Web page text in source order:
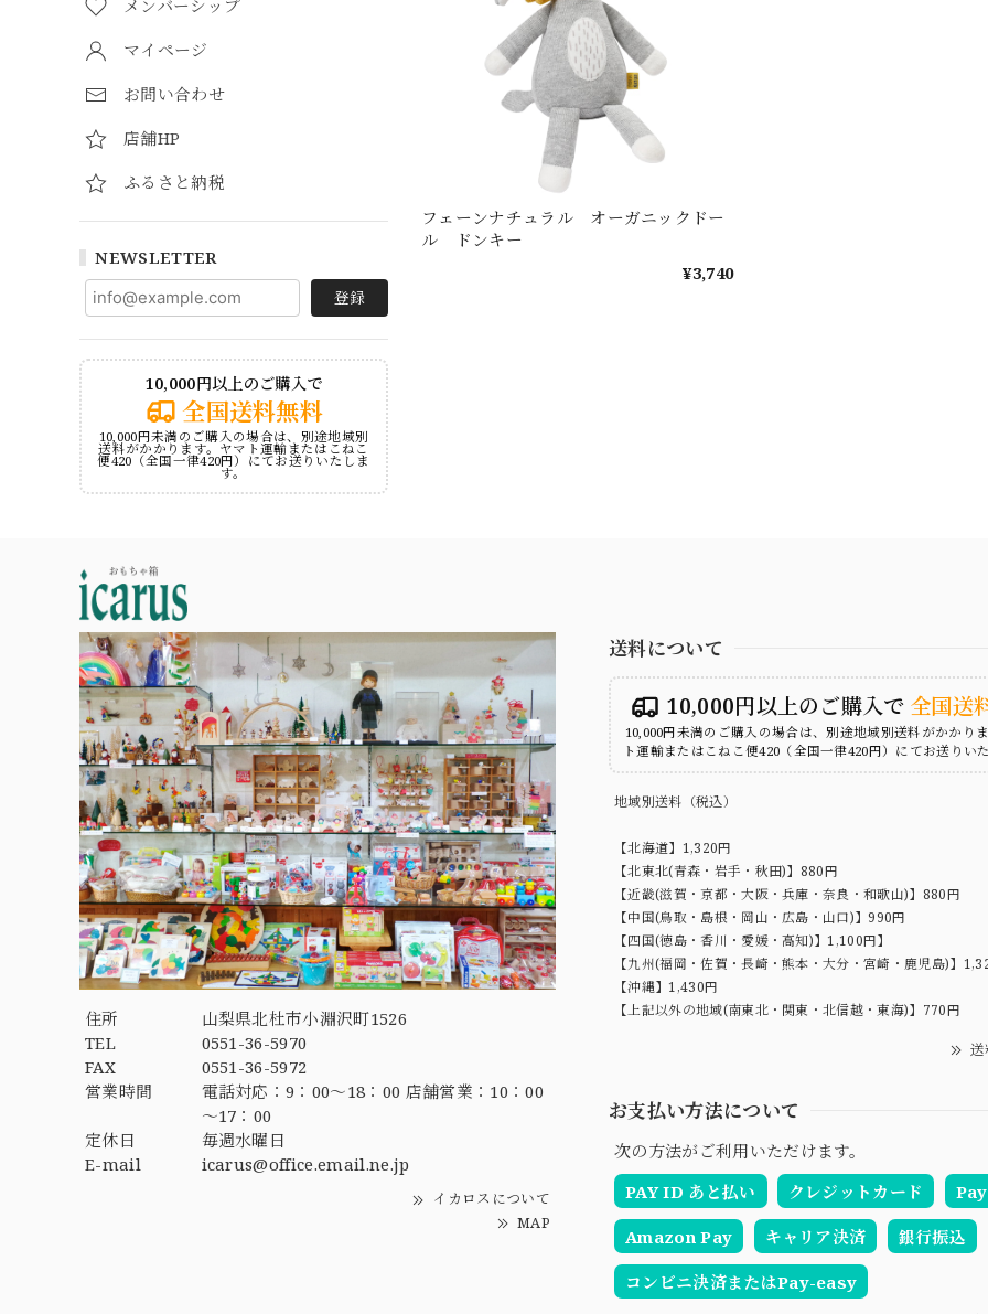
メンバーシップ
マイページ
お問い合わせ
店舗HP
ふるさと納税
NEWSLETTER
登録
10,000円以上のご購入で
全国送料無料
10,000円未満のご購入の場合は、別途地域別
送料がかかります。ヤマト運輸またはこねこ
便420（全国一律420円）にてお送りいたしま
す。
フェーンナチュラル オーガニックドー
ル ドンキー
¥3,740
住所
山梨県北杜市小淵沢町1526
TEL
0551-36-5970
FAX
0551-36-5972
営業時間
電話対応：9：00～18：00 店舗営業：10：00
～17：00
定休日
毎週水曜日
E-mail
icarus@office.email.ne.jp
イカロスについて
MAP
送料について
10,000円以上のご購入で 全国送
10,000円未満のご購入の場合は、別途地域別送料がかかり
ト運輸またはこねこ便420（全国一律420円）にてお送りい
地域別送料（税込）
【北海道】1,320円
【北東北(青森・岩手・秋田)】880円
【近畿(滋賀・京都・大阪・兵庫・奈良・和歌山)】880円
【中国(鳥取・島根・岡山・広島・山口)】990円
【四国(徳島・香川・愛媛・高知)】1,100円】
【九州(福岡・佐賀・長崎・熊本・大分・宮崎・鹿児島)】
【沖縄】1,430円
【上記以外の地域(南東北・関東・北信越・東海)】770円
お支払い方法について
次の方法がご利用いただけます。
PAY ID あと払い
クレジットカード
Amazon Pay キャリア決済 銀行振込
コンビニ決済またはPay-easy